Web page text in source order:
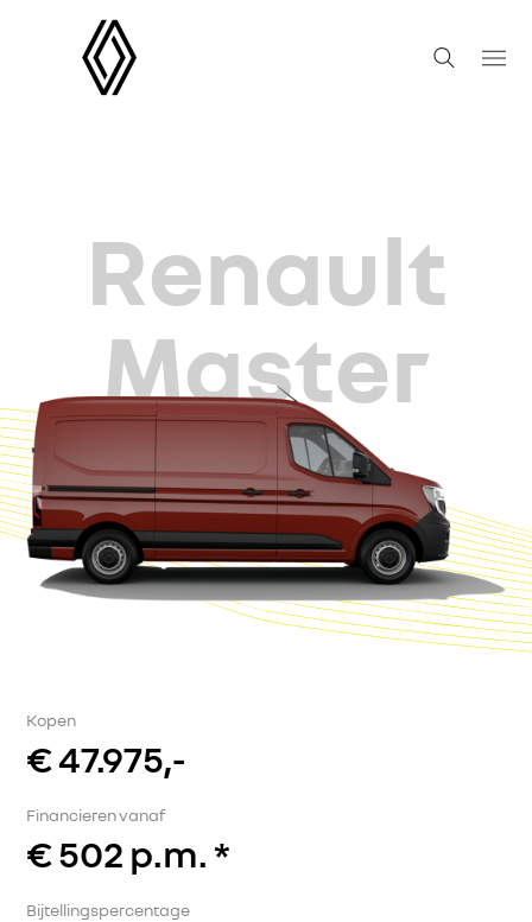
Renault
Master
Kopen
€ 47.975,-
Financieren vanaf
€ 502 p.m. *
Bijtellingspercentage